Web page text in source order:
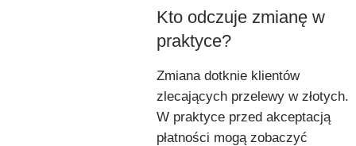
Kto odczuje zmianę w
praktyce?
Zmiana dotknie klientów
zlecających przelewy w złotych.
W praktyce przed akceptacją
płatności mogą zobaczyć